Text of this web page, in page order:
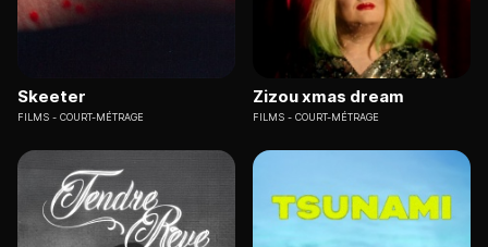
Skeeter
FILMS COURT-MÉTRAGE
Zizou xmas dream
FILMS COURT-MÉTRAGE